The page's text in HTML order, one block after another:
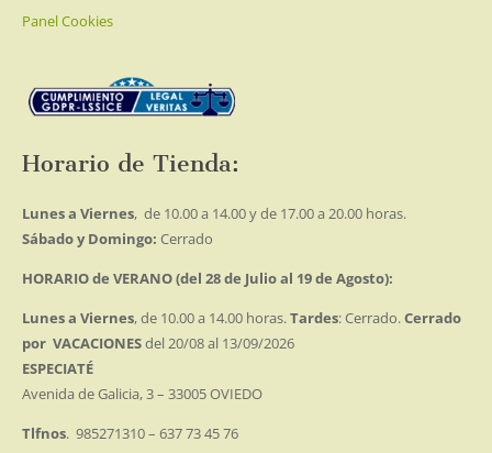
Panel Cookies
Horario de Tienda:
Lunes a Viernes, de 10.00 a 14.00 y de 17.00 a 20.00 horas.
Sábado y Domingo: Cerrado
HORARIO de VERANO (del 28 de Julio al 19 de Agosto):
Lunes a Viernes, de 10.00 a 14.00 horas.Tardes: Cerrado.Cerrado
por VACACIONESdel 20/08 al 13/09/2026
ESPECIATÉ
Avenida de Galicia, 3 – 33005 OVIEDO
Tlfnos. 985271310 – 637 73 45 76